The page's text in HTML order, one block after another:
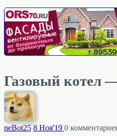
Газовый котел
neBot25 8 Ноя'19 0